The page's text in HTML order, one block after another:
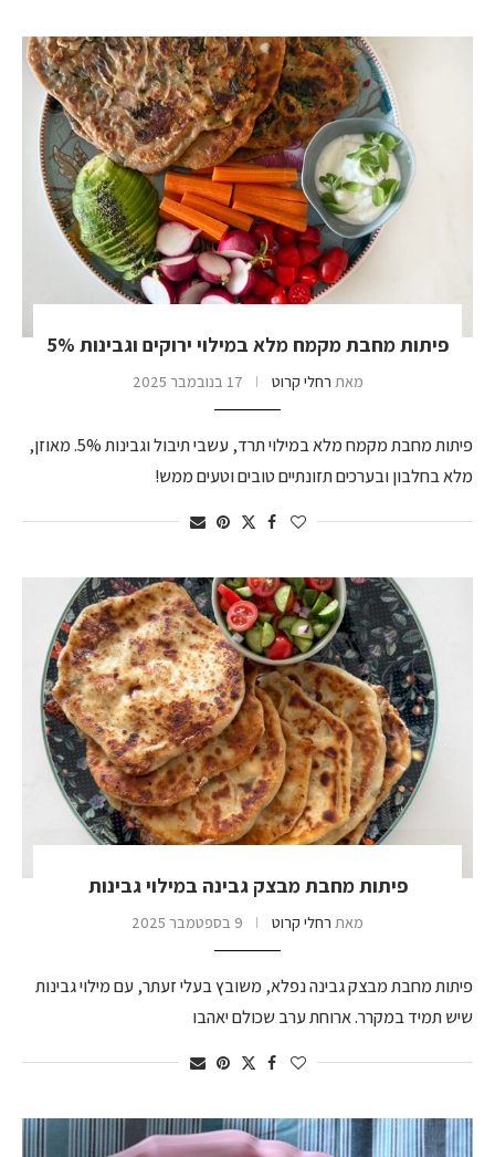
פיתות מחבת מקמח מלא במילוי ירוקים וגבינות 5%
מאת רחלי קרוט 17 בנובמבר 2025
פיתות מחבת מקמח מלא במילוי תרד, עשבי תיבול וגבינות 5%. מאוזן,
מלא בחלבון ובערכים תזונתיים טובים וטעים ממש!
פיתות מחבת מבצק גבינה במילוי גבינות
מאת רחלי קרוט 9 בספטמבר 2025
פיתות מחבת מבצק גבינה נפלא, משובץ בעלי זעתר, עם מילוי גבינות
שיש תמיד במקרר. ארוחת ערב שכולם יאהבו